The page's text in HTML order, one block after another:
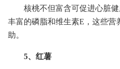
核桃不但富含可促进心脏
丰富的磷脂和维生素E，这些营
助。
5、红薯